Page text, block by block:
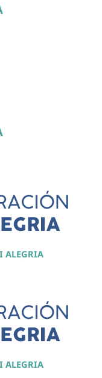
ALEGRIA
ALEGRIA